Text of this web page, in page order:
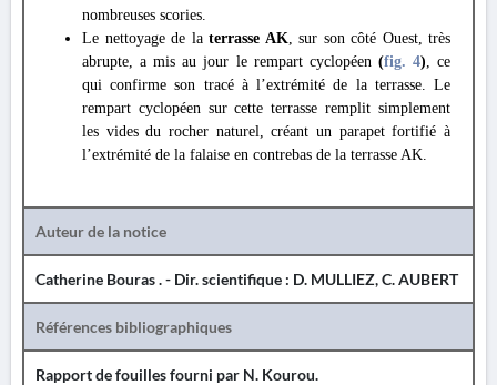
nombreuses scories.
Le nettoyage de la terrasse AK, sur son côté Ouest, très
abrupte, a mis au jour le rempart cyclopéen (fig. 4), ce
qui confirme son tracé à l’extrémité de la terrasse. Le
rempart cyclopéen sur cette terrasse remplit simplement
les vides du rocher naturel, créant un parapet fortifié à
l’extrémité de la falaise en contrebas de la terrasse AK.
Auteur de la notice
Catherine Bouras . - Dir. scientifique : D. MULLIEZ, C. AUBERT
Références bibliographiques
Rapport de fouilles fourni par N. Kourou.